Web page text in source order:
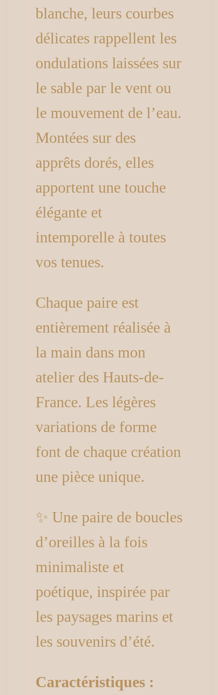
blanche, leurs courbes
délicates rappellent les
ondulations laissées sur
le sable par le vent ou
le mouvement de l’eau.
Montées sur des
apprêts dorés, elles
apportent une touche
élégante et
intemporelle à toutes
vos tenues.
Chaque paire est
entièrement réalisée à
la main dans mon
atelier des Hauts-de-
France. Les légères
variations de forme
font de chaque création
une pièce unique.
✨ Une paire de boucles
d’oreilles à la fois
minimaliste et
poétique, inspirée par
les paysages marins et
les souvenirs d’été.
Caractéristiques :